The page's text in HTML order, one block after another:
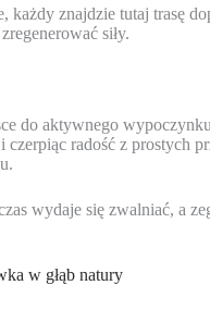
znajdzie tutaj trasę
siły.
do aktywnego
radość z prostych
wydaje się zwalniać, a
w głąb natury